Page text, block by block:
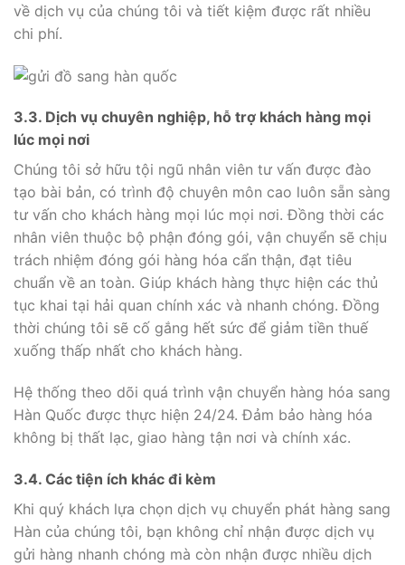
về dịch vụ của chúng tôi và tiết kiệm được rất nhiều
chi phí.
3.3. Dịch vụ chuyên nghiệp, hỗ trợ khách hàng mọi
lúc mọi nơi
Chúng tôi sở hữu tội ngũ nhân viên tư vấn được đào
tạo bài bản, có trình độ chuyên môn cao luôn sẵn sàng
tư vấn cho khách hàng mọi lúc mọi nơi. Đồng thời các
nhân viên thuộc bộ phận đóng gói, vận chuyển sẽ chịu
trách nhiệm đóng gói hàng hóa cẩn thận, đạt tiêu
chuẩn về an toàn. Giúp khách hàng thực hiện các thủ
tục khai tại hải quan chính xác và nhanh chóng. Đồng
thời chúng tôi sẽ cố gắng hết sức để giảm tiền thuế
xuống thấp nhất cho khách hàng.
Hệ thống theo dõi quá trình vận chuyển hàng hóa sang
Hàn Quốc được thực hiện 24/24. Đảm bảo hàng hóa
không bị thất lạc, giao hàng tận nơi và chính xác.
3.4. Các tiện ích khác đi kèm
Khi quý khách lựa chọn dịch vụ chuyển phát hàng sang
Hàn của chúng tôi, bạn không chỉ nhận được dịch vụ
gửi hàng nhanh chóng mà còn nhận được nhiều dịch